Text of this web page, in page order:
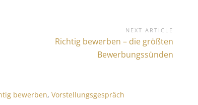
NEXT ARTICLE
N
r
Richtig bewerben – die größten
Bewerbungssünden
bewerben, Vorstellungsgespräch